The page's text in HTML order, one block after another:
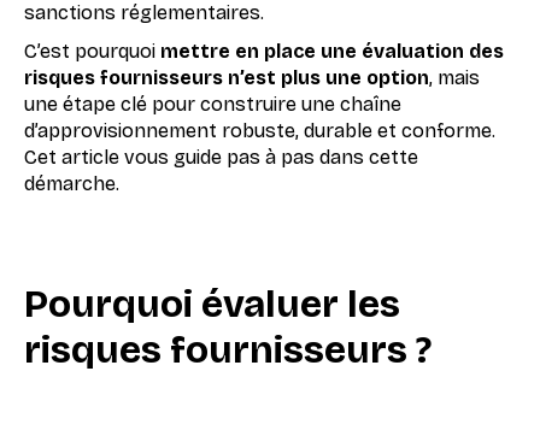
sanctions réglementaires.
C’est pourquoi mettre en place une évaluation des
risques fournisseurs n’est plus une option, mais
une étape clé pour construire une chaîne
d’approvisionnement robuste, durable et conforme.
Cet article vous guide pas à pas dans cette
démarche.
Pourquoi évaluer les
risques fournisseurs ?